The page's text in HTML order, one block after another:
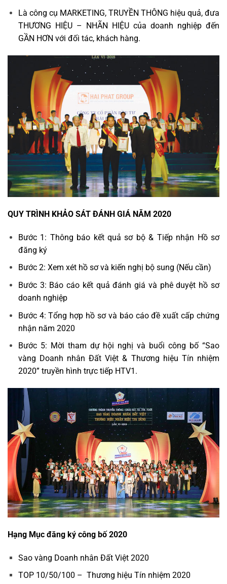
Là công cụ MARKETING, TRUYỀN THÔNG hiệu quả, đưa
THƯƠNG HIỆU – NHÃN HIỆU của doanh nghiệp đến
GẦN HƠN với đối tác, khách hàng.
QUY TRÌNH KHẢO SÁT ĐÁNH GIÁ NĂM 2020
Bước 1: Thông báo kết quả sơ bộ & Tiếp nhận Hồ sơ
đăng ký
Bước 2: Xem xét hồ sơ và kiến nghị bộ sung (Nếu cần)
Bước 3: Báo cáo kết quả đánh giá và phê duyệt hồ sơ
doanh nghiệp
Bước 4: Tổng hợp hồ sơ và báo cáo đề xuất cấp chứng
nhận năm 2020
Bước 5: Mời tham dự hội nghị và buổi công bố “Sao
vàng Doanh nhân Đất Việt & Thương hiệu Tín nhiệm
2020” truyền hình trực tiếp HTV1.
Hạng Mục đăng ký công bố 2020
Sao vàng Doanh nhân Đất Việt 2020
TOP 10/50/100 – Thương hiệu Tín nhiệm 2020